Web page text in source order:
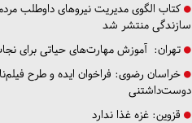
کتاب الگوی مدیریت نیروهای داوطلب
سازندگی منتشر شد
تهران: آموزش مهارت‌های حیاتی برای
خراسان رضوی: فراخوان ایده و طرح
دوست‌داشتنی
قزوین: غزه غذا ندارد